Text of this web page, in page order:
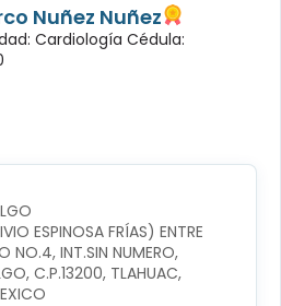
Nuñez Nuñez
Cardiología Cédula:
ESPINOSA FRÍAS) ENTRE
NO.4, INT.SIN NUMERO,
C.P.13200, TLAHUAC,